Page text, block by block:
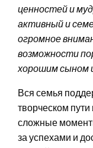
ценностей и
активный и
огромное
возможности
хорошим сыном
Вся семья
творческом
сложные
за успехами и